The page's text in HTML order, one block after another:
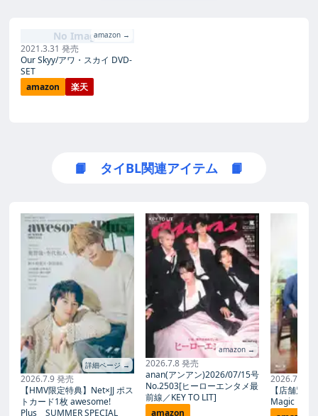
No Imageamazon →
2021.3.31 発売
Our Skyy/アワ・スカイ DVD-
SET
amazon
楽天
📙 タイBL関連アイテム 📙
詳細ページ →
2026.7.9 発売
【HMV限定特典】Net×JJ ポス
トカード1枚 awesome!
Plus SUMMER SPECIAL
amazon →
2026.7.8 発売
anan(アンアン)2026/07/15号
No.2503[ヒーローエンタメ最
前線／KEY TO LIT]
amazon
2026.7.27
【店舗別
Magic